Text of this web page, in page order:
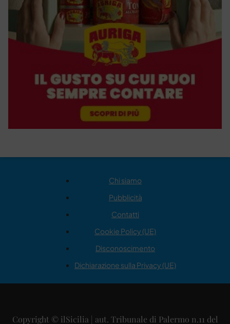
Chi siamo
Pubblicità
Contatti
Cookie Policy (UE)
Disconoscimento
Dichiarazione sulla Privacy (UE)
Copyright © ilSicilia | aut. Tribunale di Palermo n.11 del